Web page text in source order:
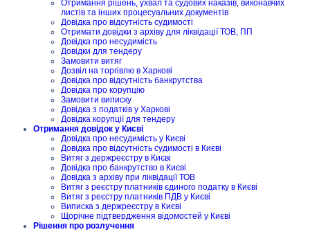
Отримання рішень, ухвал та судових наказів, виконавчих
листів та інших процесуальних документів
Довідка про відсутність судимості
Отримати довідки з архіву для ліквідації ТОВ, ПП
Довідка про несудимість
Довідки для тендеру
Замовити витяг
Дозвіл на торгівлю в Харкові
Довідка про відсутність банкрутства
Довідка про корупцію
Замовити виписку
Довідка з податків у Харкові
Довідка корупції для тендеру
Отримання довідок у Києві
Довідка про несудимість у Києві
Довідка про відсутність судимості в Києві
Витяг з держреєстру в Києві
Довідка про банкрутство в Києві
Довідка з архіву при ліквідації ТОВ
Витяг з реєстру платників єдиного податку в Києві
Витяг з реєстру платників ПДВ у Києві
Виписка з держреєстру в Києві
Щорічне підтвердження відомостей у Києві
Рішення про розлучення